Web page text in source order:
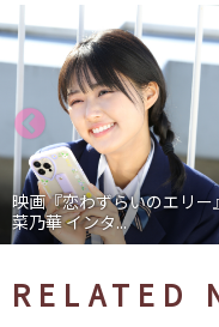
映画『恋わずらいのエリー
菜乃華 インタ...
RELATED